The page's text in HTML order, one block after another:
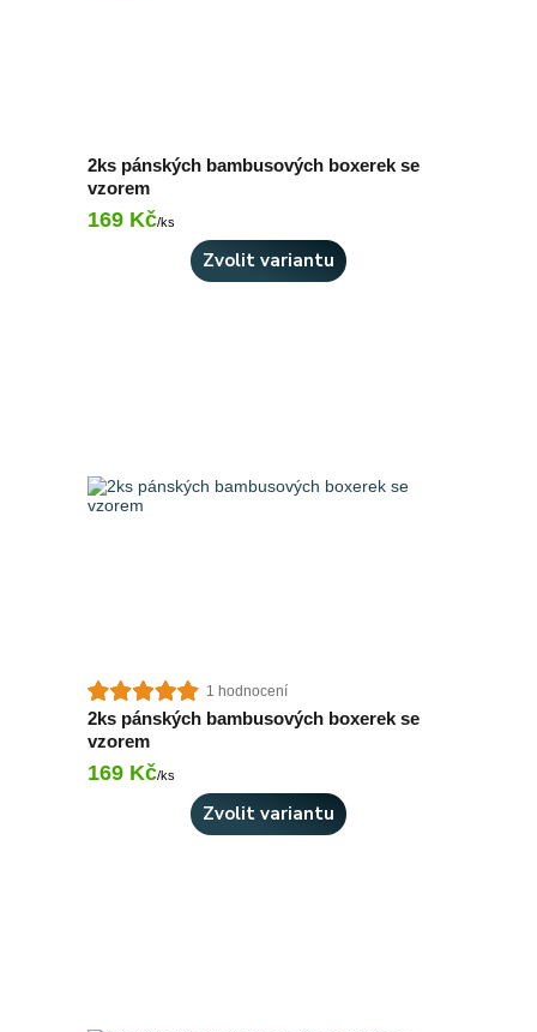
2ks pánských bambusových boxerek se
vzorem
169 Kč/ks
Zvolit variantu
1 hodnocení
2ks pánských bambusových boxerek se
vzorem
169 Kč/ks
Zvolit variantu